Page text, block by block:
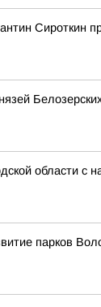
области с
парков